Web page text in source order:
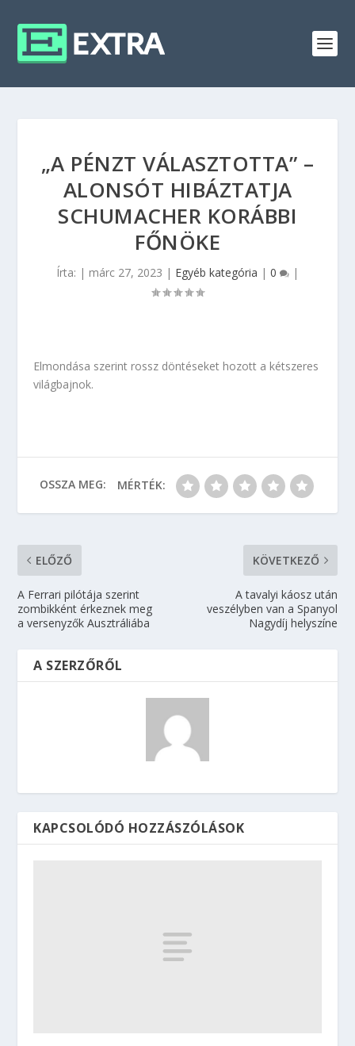
„A PÉNZT VÁLASZTOTTA” –
ALONSÓT HIBÁZTATJA
SCHUMACHER KORÁBBI
FŐNÖKE
Írta: | márc 27, 2023 | Egyéb kategória | 0 |
Elmondása szerint rossz döntéseket hozott a kétszeres
világbajnok.
OSSZA MEG: MÉRTÉK:
ELŐZŐ
A Ferrari pilótája szerint
zombikként érkeznek meg
a versenyzők Ausztráliába
KÖVETKEZŐ
A tavalyi káosz után
veszélyben van a Spanyol
Nagydíj helyszíne
A SZERZŐRŐL
KAPCSOLÓDÓ HOZZÁSZÓLÁSOK